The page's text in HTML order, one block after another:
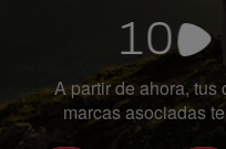
A partir de ahora, tus
marcas asociadas